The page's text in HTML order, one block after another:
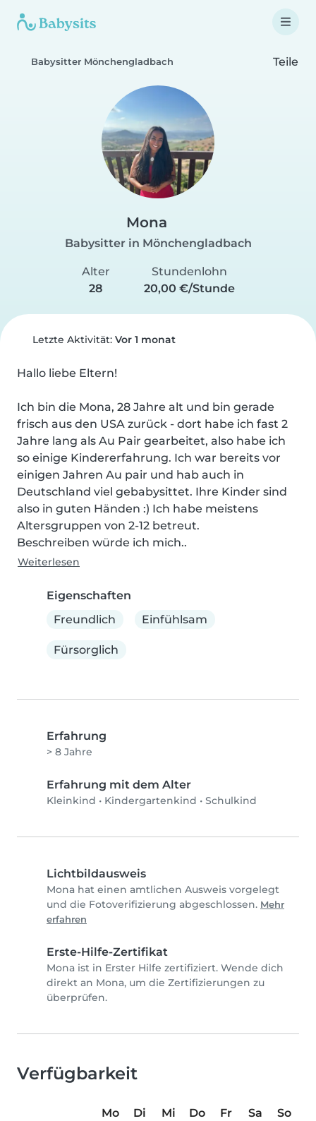
Babysitter Mönchengladbach Teile
Mona
Babysitter in Mönchengladbach
Alter
28
Stundenlohn
20,00 €/Stunde
Letzte Aktivität: Vor 1 monat
Hallo liebe Eltern!
Ich bin die Mona, 28 Jahre alt und bin gerade
frisch aus den USA zurück - dort habe ich fast 2
Jahre lang als Au Pair gearbeitet, also habe ich
so einige Kindererfahrung. Ich war bereits vor
einigen Jahren Au pair und hab auch in
Deutschland viel gebabysittet. Ihre Kinder sind
also in guten Händen :) Ich habe meistens
Altersgruppen von 2-12 betreut.
Beschreiben würde ich mich..
Weiterlesen
Eigenschaften
Freundlich
Einfühlsam
Fürsorglich
Erfahrung
> 8 Jahre
Erfahrung mit dem Alter
Kleinkind • Kindergartenkind • Schulkind
Lichtbildausweis
Mona hat einen amtlichen Ausweis vorgelegt
und die Fotoverifizierung abgeschlossen. Mehr
erfahren
Erste-Hilfe-Zertifikat
Mona ist in Erster Hilfe zertifiziert. Wende dich
direkt an Mona, um die Zertifizierungen zu
überprüfen.
Verfügbarkeit
Mo Di Mi Do Fr Sa
So